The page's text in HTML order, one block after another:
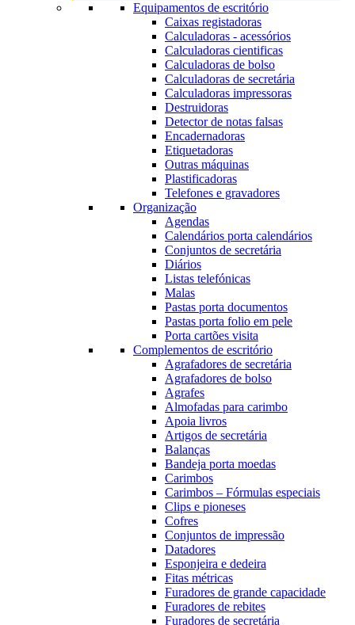
Equipamentos de escritório
Caixas registadoras
Calculadoras - acessórios
Calculadoras cientificas
Calculadoras de bolso
Calculadoras de secretária
Calculadoras impressoras
Destruidoras
Detector de notas falsas
Encadernadoras
Etiquetadoras
Outras máquinas
Plastificadoras
Telefones e gravadores
Organização
Agendas
Calendários porta calendários
Conjuntos de secretária
Diários
Listas telefónicas
Malas
Pastas porta documentos
Pastas porta folio em pele
Porta cartões visita
Complementos de escritório
Agrafadores de secretária
Agrafadores de bolso
Agrafes
Almofadas para carimbo
Apoia livros
Artigos de secretária
Balanças
Bandeja porta moedas
Carimbos
Carimbos – Fórmulas especiais
Clips e pioneses
Cofres
Conjuntos de impressão
Datadores
Esponjeira e dedeira
Fitas métricas
Furadores de grande capacidade
Furadores de rebites
Furadores de secretária